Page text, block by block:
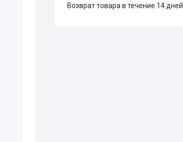
возврат товара в течение 14 дней